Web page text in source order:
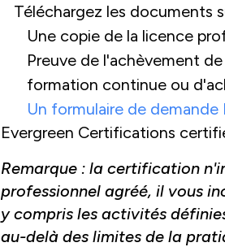
Téléchargez les documents
Une copie de la licence
Preuve de l'achèvement
formation continue ou
Un formulaire de
Evergreen Certifications
Remarque : la certification
professionnel agréé, il vous
y compris les activités
au-delà des limites de la